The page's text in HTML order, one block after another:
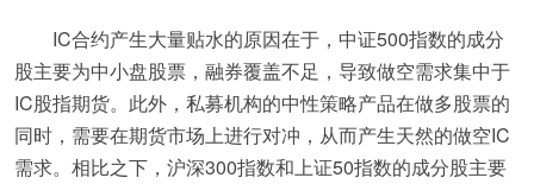
IC合约产生大量贴水的原因在于，中证500指数的成分
股主要为中小盘股票，融券覆盖不足，导致做空需求集中于
IC股指期货。此外，私募机构的中性策略产品在做多股票的
同时，需要在期货市场上进行对冲，从而产生天然的做空IC
需求。相比之下，沪深300指数和上证50指数的成分股主要